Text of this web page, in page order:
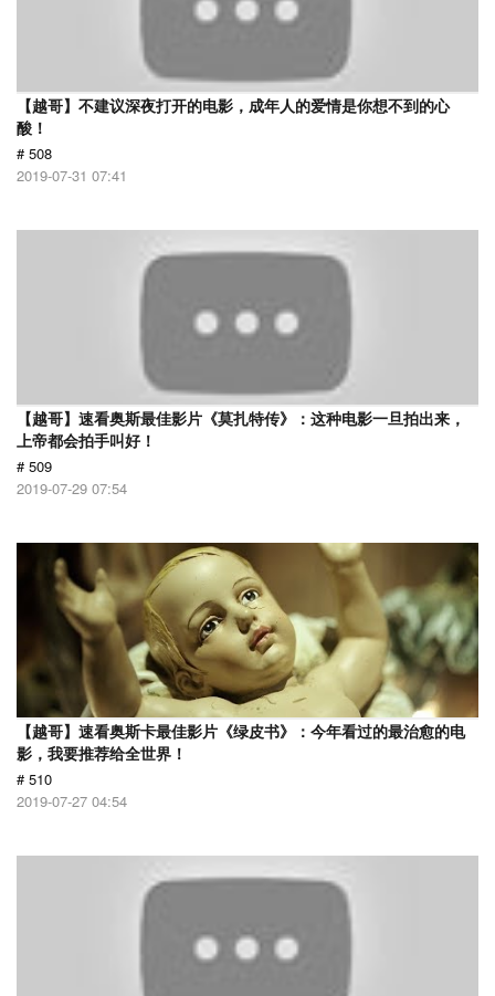
【越哥】不建议深夜打开的电影，成年人的爱情是你想不到的心
酸！
# 508
2019-07-31 07:41
【越哥】速看奥斯最佳影片《莫扎特传》：这种电影一旦拍出来，
上帝都会拍手叫好！
# 509
2019-07-29 07:54
【越哥】速看奥斯卡最佳影片《绿皮书》：今年看过的最治愈的电
影，我要推荐给全世界！
# 510
2019-07-27 04:54